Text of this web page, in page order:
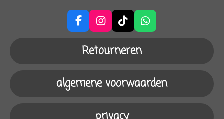
F
a
b
o
k
I
n
s
t
a
r
a
m
T
i
k
T
o
W
h
s
p
p
Retourneren
algemene voorwaarden
privacy